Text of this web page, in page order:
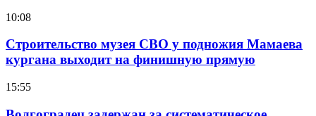
10:08
Строительство музея СВО у подножия Мамаева
кургана выходит на финишную прямую
15:55